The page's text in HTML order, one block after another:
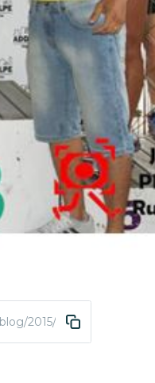
2015/12/23/abda-